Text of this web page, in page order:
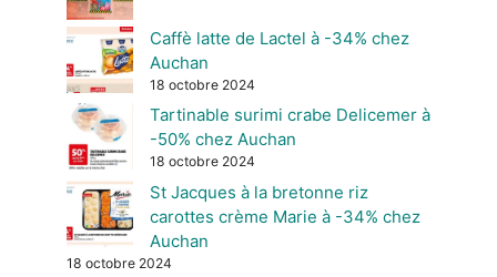
Caffè latte de Lactel à -34% chez
Auchan
18 octobre 2024
Tartinable surimi crabe Delicemer à
-50% chez Auchan
18 octobre 2024
St Jacques à la bretonne riz
carottes crème Marie à -34% chez
Auchan
18 octobre 2024